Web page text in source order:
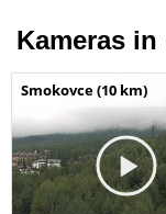
Kameras in
Smokovce (10 km)